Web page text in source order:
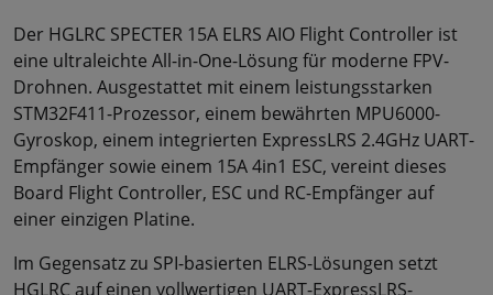
Der HGLRC SPECTER 15A ELRS AIO Flight Controller ist
eine ultraleichte All-in-One-Lösung für moderne FPV-
Drohnen. Ausgestattet mit einem leistungsstarken
STM32F411-Prozessor, einem bewährten MPU6000-
Gyroskop, einem integrierten ExpressLRS 2.4GHz UART-
Empfänger sowie einem 15A 4in1 ESC, vereint dieses
Board Flight Controller, ESC und RC-Empfänger auf
einer einzigen Platine.
Im Gegensatz zu SPI-basierten ELRS-Lösungen setzt
HGLRC auf einen vollwertigen UART-ExpressLRS-